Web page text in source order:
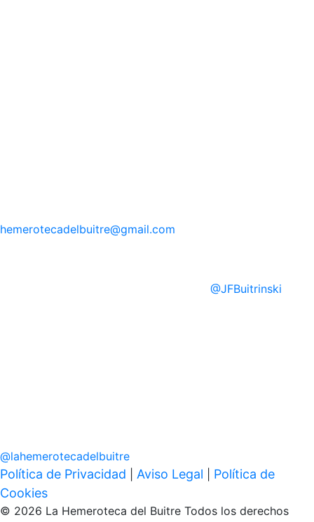
hemerotecadelbuitre@gmail.com
@JFBuitrinski
@lahemerotecadelbuitre
Política de Privacidad Aviso Legal
Política de
Cookies
© 2026 La Hemeroteca del Buitre Todos los derechos